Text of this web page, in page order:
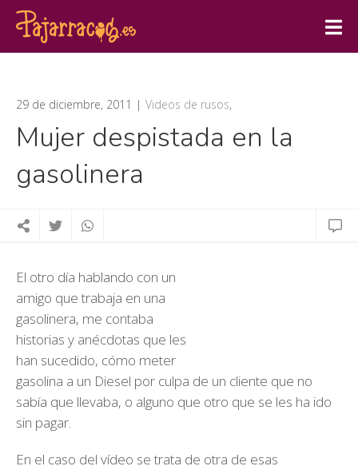
29 de diciembre, 2011 Videos de rusos,
Mujer despistada en la
gasolinera
El otro día hablando con un
amigo que trabaja en una
gasolinera, me contaba
historias y anécdotas que les
han sucedido, cómo meter
gasolina a un Diesel por culpa de un cliente que no
sabía que llevaba, o alguno que otro que se les ha ido
sin pagar.
En el caso del vídeo se trata de otra de esas